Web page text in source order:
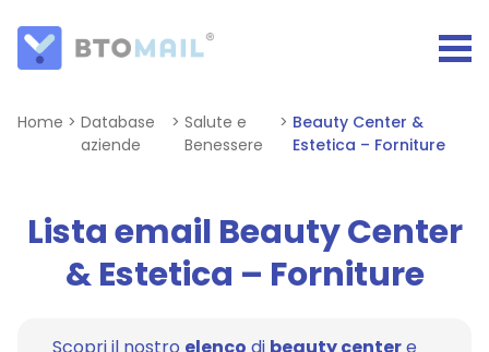
Home > Database
aziende
> Salute e
Benessere
> Beauty Center &
Estetica – Forniture
Lista email Beauty Center
& Estetica – Forniture